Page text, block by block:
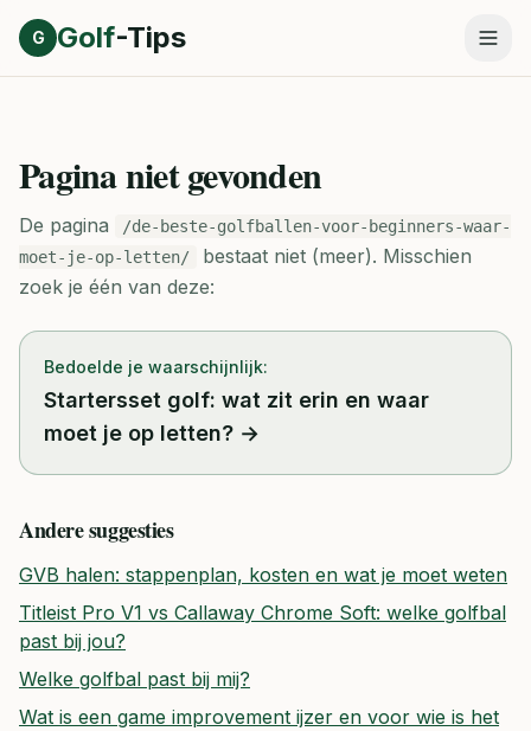
Direct naar inhoud
G Golf-Tips
Pagina niet gevonden
De pagina
/de-beste-golfballen-voor-beginners-waar-
moet-je-op-letten/
bestaat niet (meer). Misschien
zoek je één van deze:
Bedoelde je waarschijnlijk:
Startersset golf: wat zit erin en waar
moet je op letten? →
Andere suggesties
GVB halen: stappenplan, kosten en wat je moet weten
Titleist Pro V1 vs Callaway Chrome Soft: welke golfbal
past bij jou?
Welke golfbal past bij mij?
Wat is een game improvement ijzer en voor wie is het